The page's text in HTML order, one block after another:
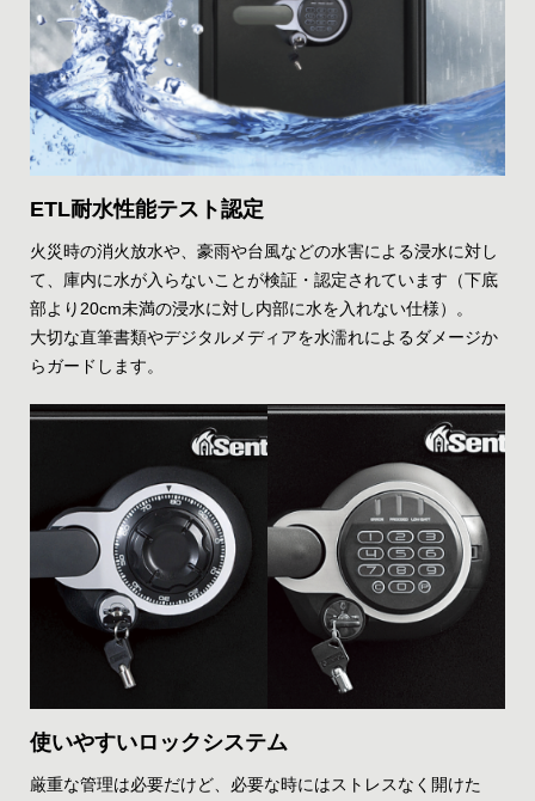
ETL耐水性能テスト認定
火災時の消火放水や、豪雨や台風などの水害による浸水に対し
て、庫内に水が入らないことが検証・認定されています（下底
部より20cm未満の浸水に対し内部に水を入れない仕様）。
大切な直筆書類やデジタルメディアを水濡れによるダメージか
らガードします。
使いやすいロックシステム
厳重な管理は必要だけど、必要な時にはストレスなく開けた